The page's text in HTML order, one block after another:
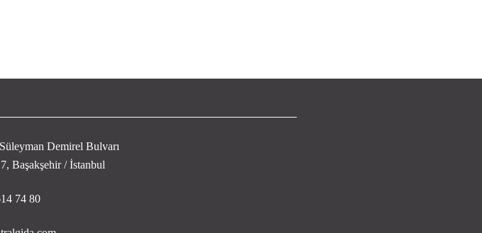
Demirel Bulvarı
Başakşehir / İstanbul
74 80